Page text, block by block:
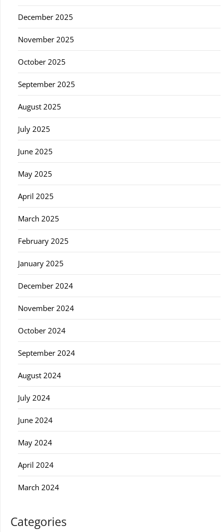
December 2025
November 2025
October 2025
September 2025
August 2025
July 2025
June 2025
May 2025
April 2025
March 2025
February 2025
January 2025
December 2024
November 2024
October 2024
September 2024
August 2024
July 2024
June 2024
May 2024
April 2024
March 2024
Categories